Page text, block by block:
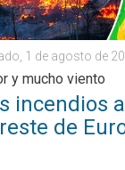
1 de agosto de
y mucho viento
incendios
de